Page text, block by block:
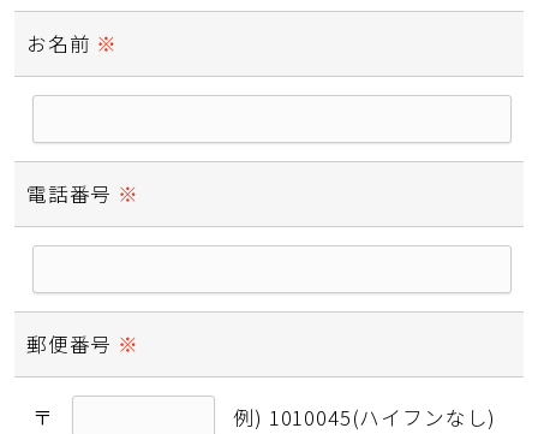
お名前
電話番号
郵便番号
〒 例) 1010045(ハイフンなし)